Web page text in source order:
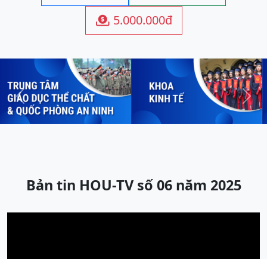
 5.000.000đ
Previous Next
Bản tin HOU-TV số 06 năm 2025